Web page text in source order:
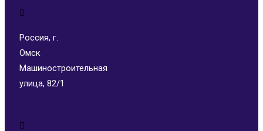
Россия, г.
Омск
Машиностроительная
улица, 82/1